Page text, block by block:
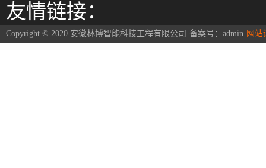
友情链接：
Copyright © 2020 安徽林博智能科技工程有限公司 备案号： admin 网站